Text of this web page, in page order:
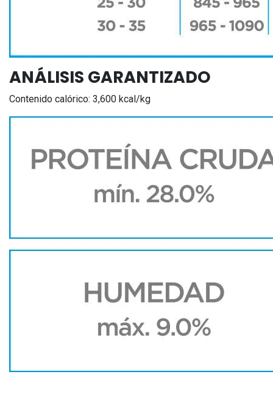
ANÁLISIS GARANTIZADO
Contenido calórico: 3,600 kcal/kg